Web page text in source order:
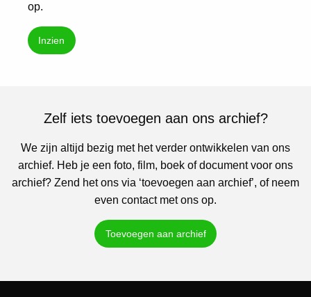
op.
Inzien
Zelf iets toevoegen aan ons archief?
We zijn altijd bezig met het verder ontwikkelen van ons
archief. Heb je een foto, film, boek of document voor ons
archief? Zend het ons via ‘toevoegen aan archief’, of neem
even contact met ons op.
Toevoegen aan archief